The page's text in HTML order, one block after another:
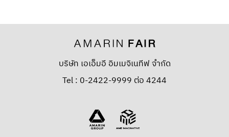
บริษัท เอเอ็มอี อิมเมจิเนทีฟ จำกัด
Tel : 0-2422-9999 ต่อ 4244